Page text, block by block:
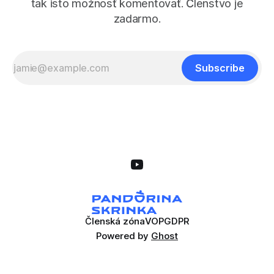
tak isto možnosť komentovať. Členstvo je
zadarmo.
Subscribe
Členská zónaVOPGDPR
Powered by Ghost